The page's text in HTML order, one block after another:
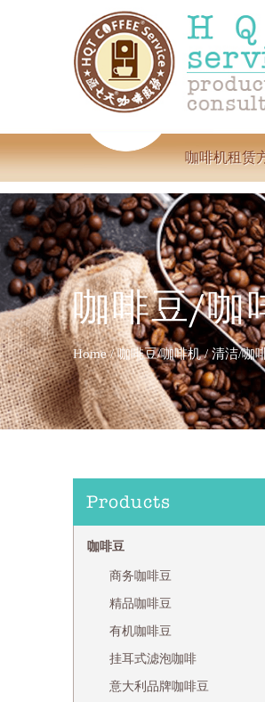
咖啡机租赁
咖啡豆/咖
Home/咖啡豆/咖啡机/清洁/咖
Products
咖啡豆
商务咖啡豆
精品咖啡豆
有机咖啡豆
挂耳式滤泡咖啡
意大利品牌咖啡豆